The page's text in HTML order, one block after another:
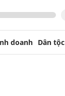
doanh Dân